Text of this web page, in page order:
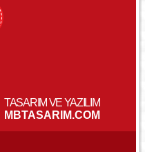
Destek!
TASARIM VE YAZILIM
MBTASARIM.COM